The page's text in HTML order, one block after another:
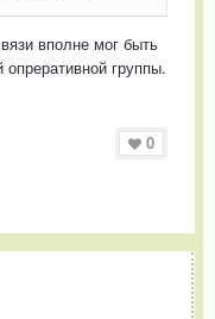
вполне мог быть
группы.
0